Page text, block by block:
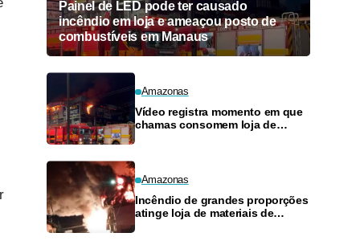
Painel de LED pode ter causado
incêndio em loja e ameaçou posto de
combustíveis em Manaus
Amazonas
Vídeo registra momento em que
chamas consomem loja de
Amazonas
Incêndio de grandes proporções
atinge loja de materiais de